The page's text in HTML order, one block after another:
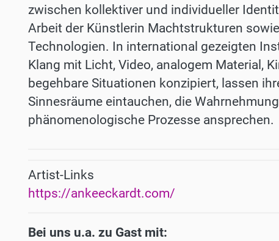
zwischen kollektiver und individueller
Arbeit der Künstlerin Machtstrukturen
Technologien. In international gezeigten
Klang mit Licht, Video, analogem Material,
begehbare Situationen konzipiert, lassen
Sinnesräume eintauchen, die
phänomenologische Prozesse ansprechen.
Artist-Links
https://ankeeckardt.com/
Bei uns u.a. zu Gast mit: